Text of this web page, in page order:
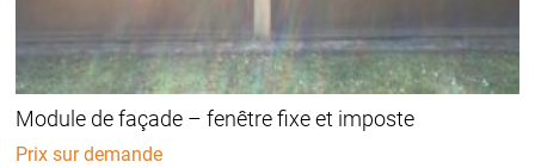
Module de façade – fenêtre fixe et imposte
Prix sur demande